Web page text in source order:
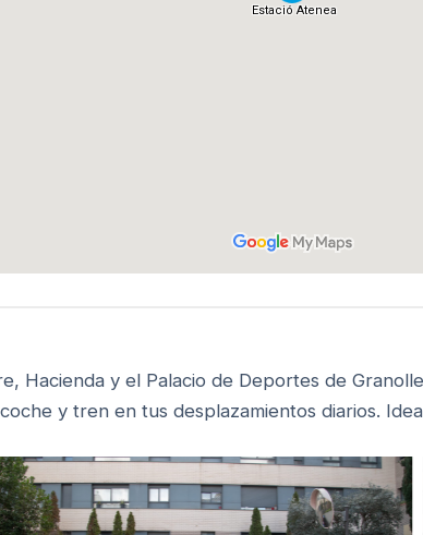
Hacienda y el Palacio de Deportes de
y tren en tus desplazamientos diarios.